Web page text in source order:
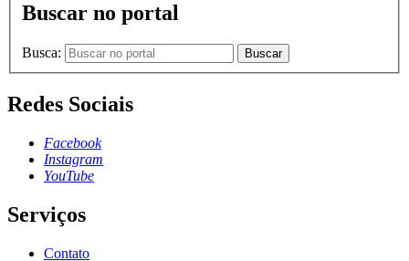
Buscar no portal
Busca: Buscar
Redes Sociais
Facebook
Instagram
YouTube
Serviços
Contato